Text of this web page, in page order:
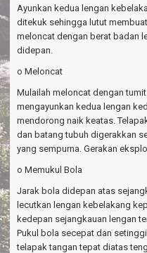
Ayunkan kedua lengan
ditekuk sehingga lutut
meloncat dengan berat badan
didepan.
o Meloncat
Mulailah meloncat dengan
mengayunkan kedua lengan
mendorong naik keatas.
dan batang tubuh digerakkan
yang sempurna. Gerakan
o Memukul Bola
Jarak bola didepan atas
lecutkan lengan kebelakang
kedepan sejangkauan lengan
Pukul bola secepat dan
telapak tangan tepat diatas